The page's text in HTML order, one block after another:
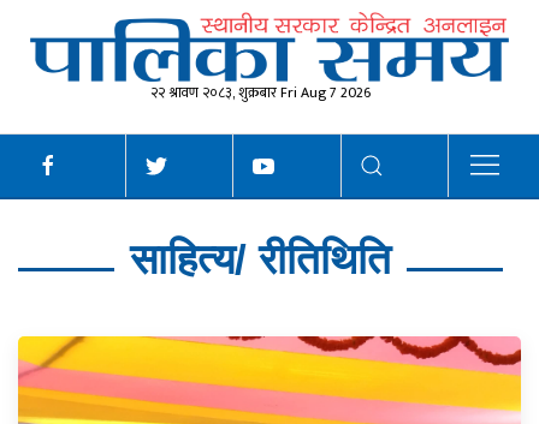
२२ श्रावण २०८३, शुक्रबार Fri Aug 7 2026
साहित्य/ रीतिथिति